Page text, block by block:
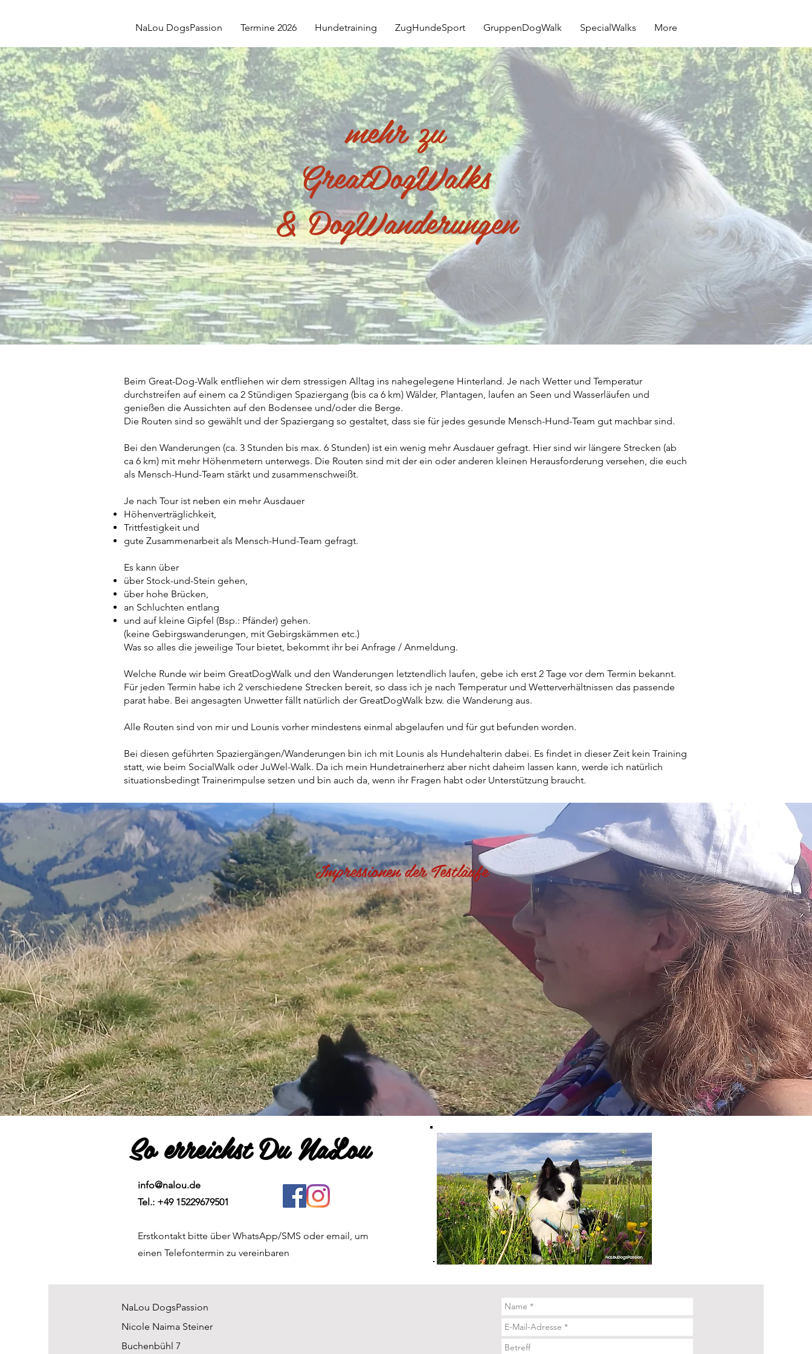
NaLou DogsPassion Termine 2026 Hundetraining ZugHundeSport GruppenDogWalk SpecialWalks More
mehr zu
GreatDogWalks
& DogWanderungen
Beim Great-Dog-Walk entfliehen wir dem stressigen Alltag ins nahegelegene Hinterland. Je nach Wetter und Temperatur
durchstreifen auf einem ca 2 Stündigen Spaziergang (bis ca 6 km) Wälder, Plantagen, laufen an Seen und Wasserläufen und
genießen die Aussichten auf den Bodensee und/oder die Berge.
Die Routen sind so gewählt und der Spaziergang so gestaltet, dass sie für jedes gesunde Mensch-Hund-Team gut machbar sind.
Bei den Wanderungen (ca. 3 Stunden bis max. 6 Stunden) ist ein wenig mehr Ausdauer gefragt. Hier sind wir längere Strecken (ab
ca 6 km) mit mehr Höhenmetern unterwegs. Die Routen sind mit der ein oder anderen kleinen Herausforderung versehen, die euch
als Mensch-Hund-Team stärkt und zusammenschweißt.
Je nach Tour ist neben ein mehr Ausdauer
Höhenverträglichkeit,
Trittfestigkeit und
gute Zusammenarbeit als Mensch-Hund-Team gefragt.
Es kann über
über Stock-und-Stein gehen,
über hohe Brücken,
an Schluchten entlang
und auf kleine Gipfel (Bsp.: Pfänder) gehen.
(keine Gebirgswanderungen, mit Gebirgskämmen etc.)
Was so alles die jeweilige Tour bietet, bekommt ihr bei Anfrage / Anmeldung.
Welche Runde wir beim GreatDogWalk und den Wanderungen letztendlich laufen, gebe ich erst 2 Tage vor dem Termin bekannt.
Für jeden Termin habe ich 2 verschiedene Strecken bereit, so dass ich je nach Temperatur und Wetterverhältnissen das passende
parat habe. Bei angesagten Unwetter fällt natürlich der GreatDogWalk bzw. die Wanderung aus.
Alle Routen sind von mir und Lounis vorher mindestens einmal abgelaufen und für gut befunden worden.
Bei diesen geführten Spaziergängen/Wanderungen bin ich mit Lounis als Hundehalterin dabei. Es findet in dieser Zeit kein Training
statt, wie beim SocialWalk oder JuWel-Walk. Da ich mein Hundetrainerherz aber nicht daheim lassen kann, werde ich natürlich
situationsbedingt Trainerimpulse setzen und bin auch da, wenn ihr Fragen habt oder Unterstützung braucht.
Impressionen der Testläufe
So erreichst Du NaLou
info@nalou.de
Tel.: +49 15229679501
Erstkontakt bitte über WhatsApp/SMS oder email, um
einen Telefontermin zu vereinbaren
NaLou DogsPassion
Nicole Naima Steiner
Buchenbühl 7